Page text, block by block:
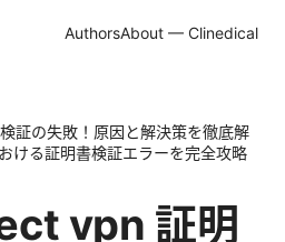
AuthorsAbout — Clinedical
証の失敗！原因と解決策を徹底解
ける証明書検証エラーを完全攻略
vpn 証明